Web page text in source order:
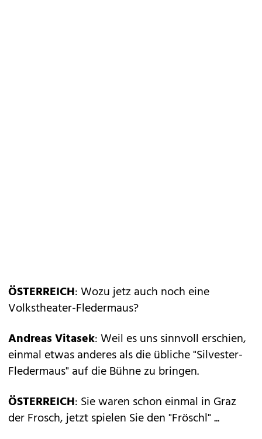
ÖSTERREICH: Wozu jetz auch noch eine
Volkstheater-Fledermaus?
Andreas Vitasek: Weil es uns sinnvoll erschien,
einmal etwas anderes als die übliche "Silvester-
Fledermaus" auf die Bühne zu bringen.
ÖSTERREICH: Sie waren schon einmal in Graz
der Frosch, jetzt spielen Sie den "Fröschl" ...